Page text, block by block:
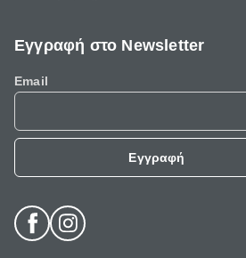
Εγγραφή στο Newsletter
Email
Εγγραφή